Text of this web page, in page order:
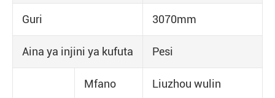
Guri 3070mm
Aina ya injini ya kufuta Pesi
Mfano Liuzhou wulin